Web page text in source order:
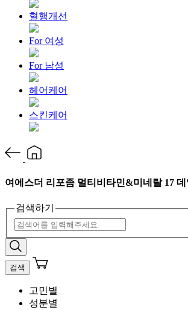
혈행개선
For 여성
For 남성
헤어케어
스킨케어
여에스더 리포좀 멀티비타민&미네랄 17 데
검색하기
검색
고민별
성분별